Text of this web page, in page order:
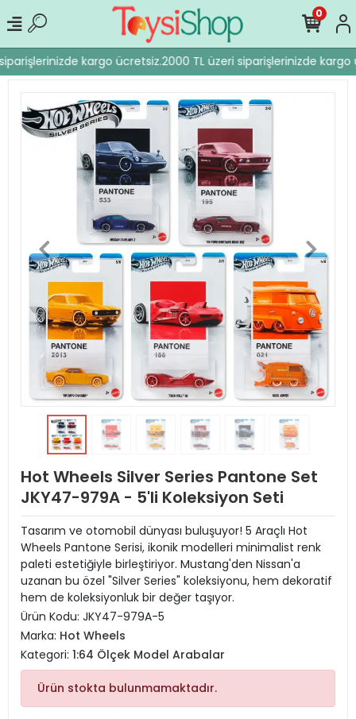
kargo ücretsiz.2000 TL üzeri siparişlerinizde kargo
0
Hot Wheels Silver Series Pantone Set
JKY47-979A - 5'li Koleksiyon Seti
Tasarım ve otomobil dünyası buluşuyor! 5 Araçlı Hot
Wheels Pantone Serisi, ikonik modelleri minimalist renk
paleti estetiğiyle birleştiriyor. Mustang'den Nissan'a
uzanan bu özel "Silver Series" koleksiyonu, hem dekoratif
hem de koleksiyonluk bir değer taşıyor.
Ürün Kodu: JKY47-979A-5
Marka: Hot Wheels
Kategori: 1:64 Ölçek Model Arabalar
Ürün stokta bulunmamaktadır.